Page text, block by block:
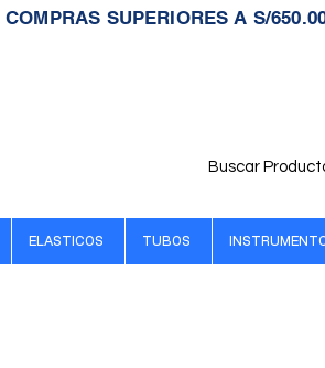
SUPERIORES A S/
Buscar
ELASTICOS TUBOS